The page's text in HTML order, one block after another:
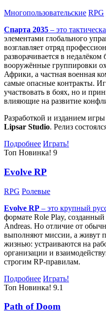
Многопользовательские RPG
Спарта 2035 – это
элементами глобального
возглавляет отряд
разворачивается в
вооружённые группировки
Африки, а частная военная
самые опасные контракты.
участвовать в боях, но и
влияющие на развитие
Разработкой и изданием
Lipsar Studio. Релиз
Подробнее Играть!
Топ Новинка! 9
Evolve RP
RPG Ролевые
Evolve RP – это крупный
формате Role Play,
Andreas. Но отличие от
выполняют миссии, а живут
жизнью: устраиваются на
организации и
строгим RP-правилам.
Подробнее Играть!
Топ Новинка! 9.1
Path of Doom